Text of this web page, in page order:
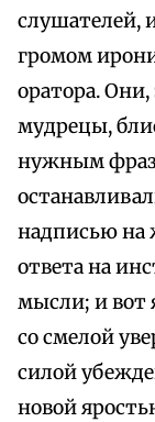
слушателей,
громом
оратора.
мудрецы,
нужным
надписью на
ответа на
мысли; и вот
со смелой
силой
новой